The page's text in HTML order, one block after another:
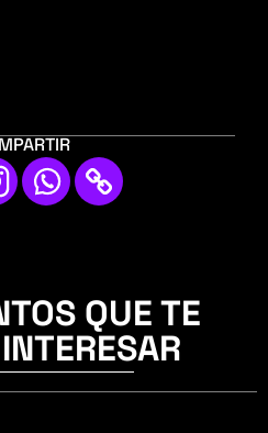
QUE TE